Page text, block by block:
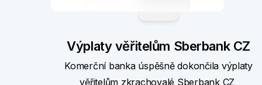
Výplaty věřitelům Sberbank CZ
Komerční banka úspěšně dokončila výplaty
věřitelům zkrachovalé Sberbank CZ